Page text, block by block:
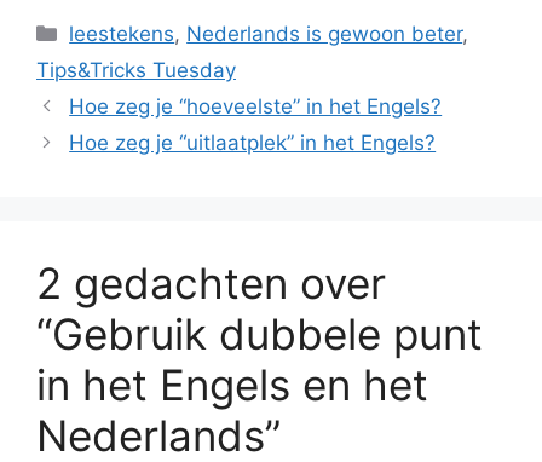
Categorieën
leestekens, Nederlands is gewoon beter,
Tips&Tricks Tuesday
Hoe zeg je “hoeveelste” in het Engels?
Hoe zeg je “uitlaatplek” in het Engels?
2 gedachten over
“Gebruik dubbele punt
in het Engels en het
Nederlands”